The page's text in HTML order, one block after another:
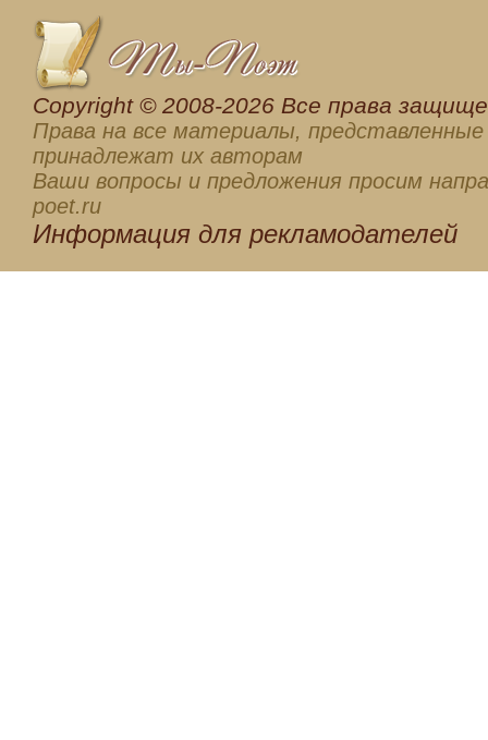
Сopyright © 2008-2026 Все права
Права на все материалы, представленные
принадлежат их авторам
Ваши вопросы и предложения просим
poet.ru
Информация для рекламодателей